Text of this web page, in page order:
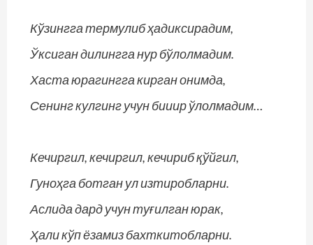
Кўзингга термулиб ҳадиксирадим,
Ўксиган дилингга нур бўлолмадим.
Хаста юрагингга кирган онимда,
Сенинг кулгинг учун бииир ўлолмадим…
Кечиргил, кечиргил, кечириб қўйгил,
Гуноҳга ботган ул изтиробларни.
Аслида дард учун туғилган юрак,
Ҳали кўп ёзамиз бахткитобларни.